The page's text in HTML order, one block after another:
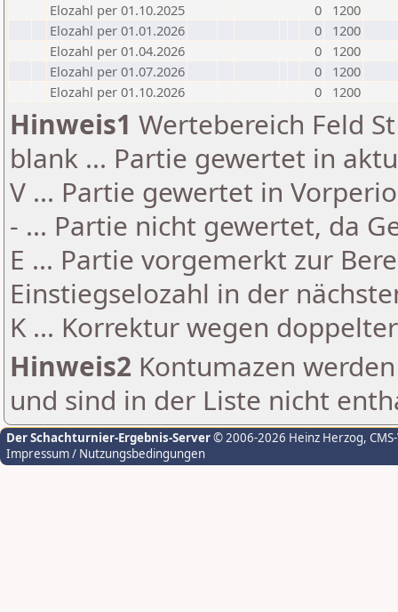
Elozahl per 01.10.2025
0
1200
Elozahl per 01.01.2026
0
1200
Elozahl per 01.04.2026
0
1200
Elozahl per 01.07.2026
0
1200
Elozahl per 01.10.2026
0 1200
Hinweis1 Wertebereich Feld
blank ... Partie gewertet in
V ... Partie gewertet in
- ... Partie nicht gewertet, da
E ... Partie vorgemerkt zur
Einstiegselozahl in der
K ... Korrektur wegen
Hinweis2 Kontumazen
und sind in der Liste nicht
Der Schachturnier-Ergebnis-Server© 2006-2026 Heinz Herzog,
Impressum / Nutzungsbedingungen